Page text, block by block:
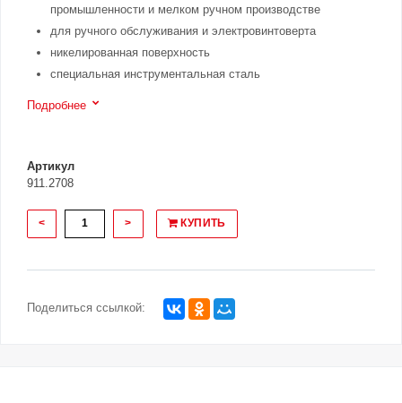
промышленности и мелком ручном производстве
для ручного обслуживания и электровинтоверта
никелированная поверхность
специальная инструментальная сталь
Подробнее
Артикул
911.2708
< > КУПИТЬ
Поделиться ссылкой: